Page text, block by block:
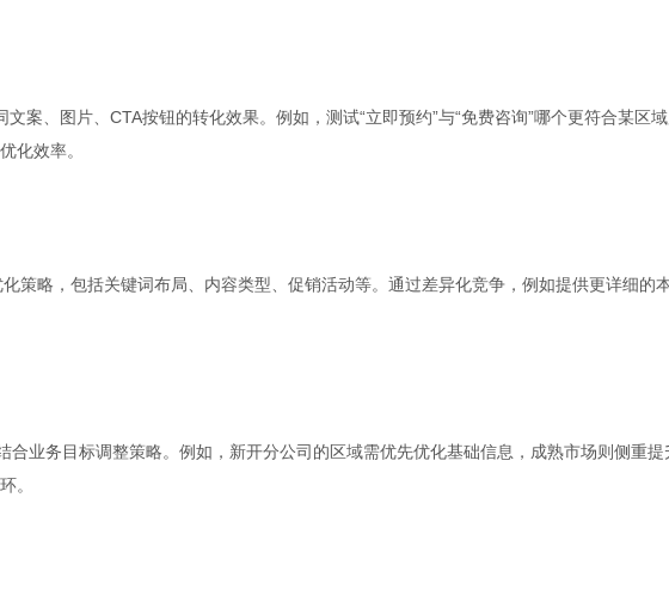
案、图片、CTA按钮的转化效果。例如，测试“立即预约”与“免费咨询”哪个更符合某区
化效率。
策略，包括关键词布局、内容类型、促销活动等。通过差异化竞争，例如提供更详细的
合业务目标调整策略。例如，新开分公司的区域需优先优化基础信息，成熟市场则侧重提
。